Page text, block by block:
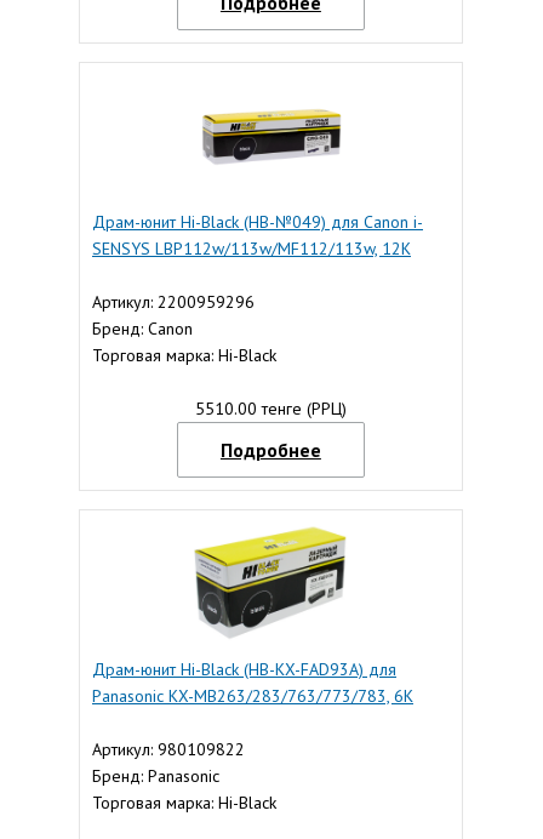
Драм-юнит Hi-Black (HB-№049) для Canon i-
SENSYS LBP112w/113w/MF112/113w, 12K
Артикул: 2200959296
Бренд: Canon
Торговая марка: Hi-Black
5510.00 тенге (РРЦ)
Подробнее
Драм-юнит Hi-Black (HB-KX-FAD93A) для
Panasonic KX-MB263/283/763/773/783, 6K
Артикул: 980109822
Бренд: Panasonic
Торговая марка: Hi-Black